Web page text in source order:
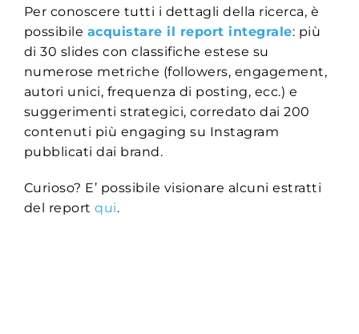
Per conoscere tutti i dettagli della ricerca, è
possibile acquistare il report integrale: più
di 30 slides con classifiche estese su
numerose metriche (followers, engagement,
autori unici, frequenza di posting, ecc.) e
suggerimenti strategici, corredato dai 200
contenuti più engaging su Instagram
pubblicati dai brand.
Curioso? E’ possibile visionare alcuni estratti
del reportqui.